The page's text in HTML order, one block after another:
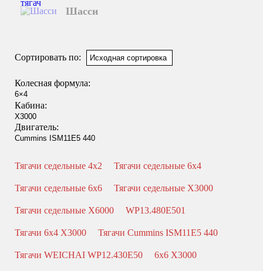
Шасси
Сортировать по:
Колесная формула:
Кабина:
Двигатель:
Тягачи седельные 4x2 Тягачи седельные 6x4
Тягачи седельные 6x6 Тягачи седельные X3000
Тягачи седельные X6000 WP13.480E501
Тягачи 6x4 X3000 Тягачи Cummins ISM11E5 440
Тягачи WEICHAI WP12.430E50 6x6 X3000